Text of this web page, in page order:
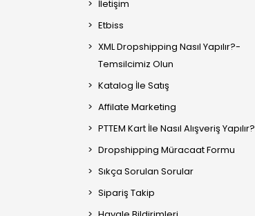
İletişim
Etbiss
XML Dropshipping Nasıl Yapılır?-
Temsilcimiz Olun
Katalog İle Satış
Affilate Marketing
PTTEM Kart İle Nasıl Alışveriş Yapılır?
Dropshipping Müracaat Formu
Sıkça Sorulan Sorular
Sipariş Takip